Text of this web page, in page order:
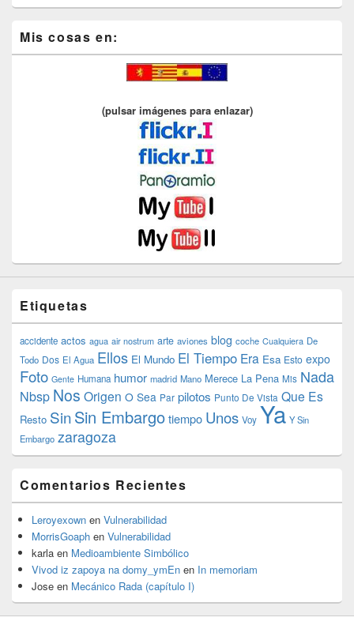
Mis cosas en:
(pulsar imágenes para enlazar)
Etiquetas
accidente actos agua air nostrum arte aviones blog coche Cualquiera De
Todo Dos El Agua Ellos El Mundo El Tiempo Era Esa Esto expo
Foto Gente Humana humor madrid Mano Merece La Pena Mis Nada
Nbsp Nos Origen O Sea Par pilotos Punto De Vista Que Es
Resto SinSin Embargotiempo Unos Voy Ya Y Sin
Embargo zaragoza
Comentarios Recientes
Leroyexown en Vulnerabilidad
MorrisGoaph en Vulnerabilidad
karla en Medioambiente Simbólico
Vivod iz zapoya na domy_ymEn en In memoriam
Jose en Mecánico Rada (capítulo I)